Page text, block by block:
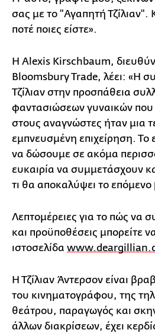
σας με το "Αγαπητή Τζίλιαν".
ποτέ ποιες είστε».
Η Alexis Kirschbaum,
Bloomsbury Trade, λέει: «Η
Τζίλιαν στην προσπάθεια
φαντασιώσεων γυναικών
στους αναγνώστες ήταν μια
εμπνευσμένη επιχείρηση. Το
να δώσουμε σε ακόμα
ευκαιρία να συμμετάσχουν
τι θα αποκαλύψει το επόμενο
Λεπτομέρειες για το πώς να
και προϋποθέσεις μπορείτε
ιστοσελίδα
Η Τζίλιαν Άντερσον είναι
του κινηματογράφου, της
θεάτρου, παραγωγός και
άλλων διακρίσεων, έχει